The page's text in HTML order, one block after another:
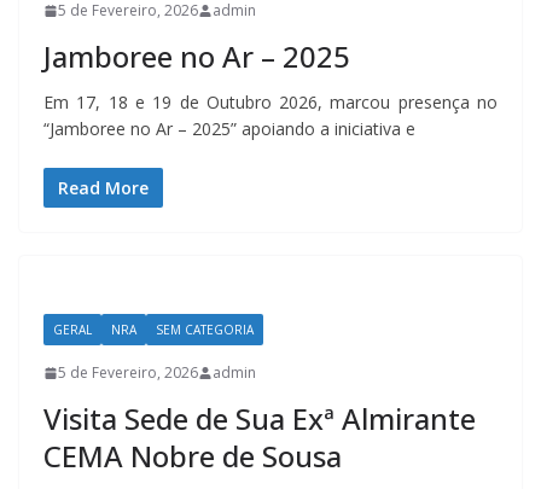
5 de Fevereiro, 2026 admin
Jamboree no Ar – 2025
Em 17, 18 e 19 de Outubro 2026, marcou presença no
“Jamboree no Ar – 2025” apoiando a iniciativa e
Read More
GERAL NRA SEM CATEGORIA
5 de Fevereiro, 2026 admin
Visita Sede de Sua Exª Almirante
CEMA Nobre de Sousa